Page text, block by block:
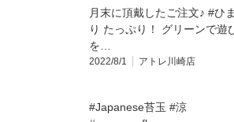
月末に頂戴したご注文♪ #ひ
り たっぷり！ グリーンで遊
を…
2022/8/1 アトレ川崎店
#Japanese苔玉 #涼